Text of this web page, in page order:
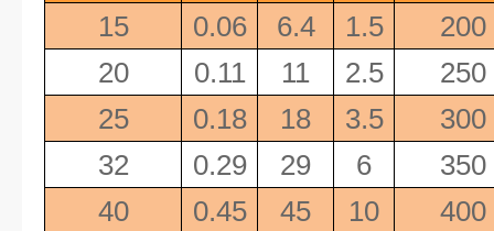
15 0.06 6.4 1.5
200
20
0.11 11 2.5
250
25
0.18 18 3.5
300
32
0.29 29 6
350
40
0.45 45 10
400